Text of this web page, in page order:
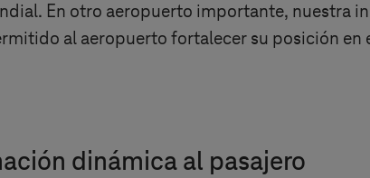
En otro aeropuerto importante, nuestra
al aeropuerto fortalecer su posición en
dinámica al pasajero